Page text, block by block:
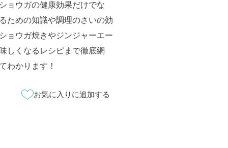
ョウガの健康効果だけでな
ための知識や調理のさいの効
ョウガ焼きやジンジャーエー
しくなるレシピまで徹底網
わかります！
お気に入りに追加する